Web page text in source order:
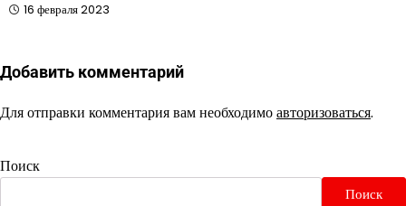
16 февраля 2023
Добавить комментарий
Для отправки комментария вам необходимоавторизоваться.
Поиск
Поиск